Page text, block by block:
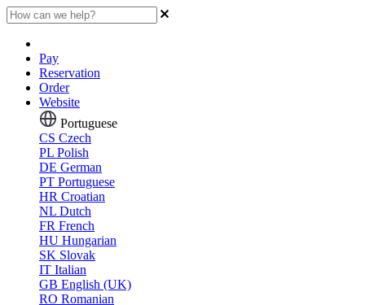
Pay
Reservation
Order
Website
Portuguese
CS Czech
PL Polish
DE German
PT Portuguese
HR Croatian
NL Dutch
FR French
HU Hungarian
SK Slovak
IT Italian
GB English (UK)
RO Romanian